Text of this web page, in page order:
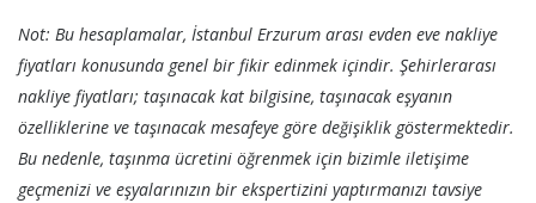
Not: Bu hesaplamalar, İstanbul Erzurum arası evden eve nakliye
fiyatları konusunda genel bir fikir edinmek içindir. Şehirlerarası
nakliye fiyatları; taşınacak kat bilgisine, taşınacak eşyanın
özelliklerine ve taşınacak mesafeye göre değişiklik göstermektedir.
Bu nedenle, taşınma ücretini öğrenmek için bizimle iletişime
geçmenizi ve eşyalarınızın bir ekspertizini yaptırmanızı tavsiye